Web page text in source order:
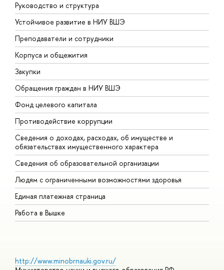
Руководство и структура
Устойчивое развитие в НИУ ВШЭ
Преподаватели и сотрудники
Корпуса и общежития
Закупки
Обращения граждан в НИУ ВШЭ
Фонд целевого капитала
Противодействие коррупции
Сведения о доходах, расходах, об имуществе и
обязательствах имущественного характера
Сведения об образовательной организации
Людям с ограниченными возможностями здоровья
Единая платежная страница
Работа в Вышке
http://www.minobrnauki.gov.ru/